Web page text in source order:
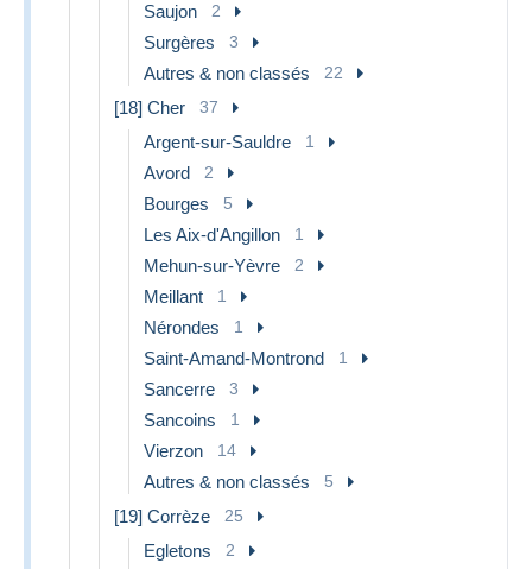
Saujon 2
Surgères 3
Autres & non classés 22
[18] Cher 37
Argent-sur-Sauldre 1
Avord 2
Bourges 5
Les Aix-d'Angillon 1
Mehun-sur-Yèvre 2
Meillant 1
Nérondes 1
Saint-Amand-Montrond 1
Sancerre 3
Sancoins 1
Vierzon 14
Autres & non classés 5
[19] Corrèze 25
Egletons 2